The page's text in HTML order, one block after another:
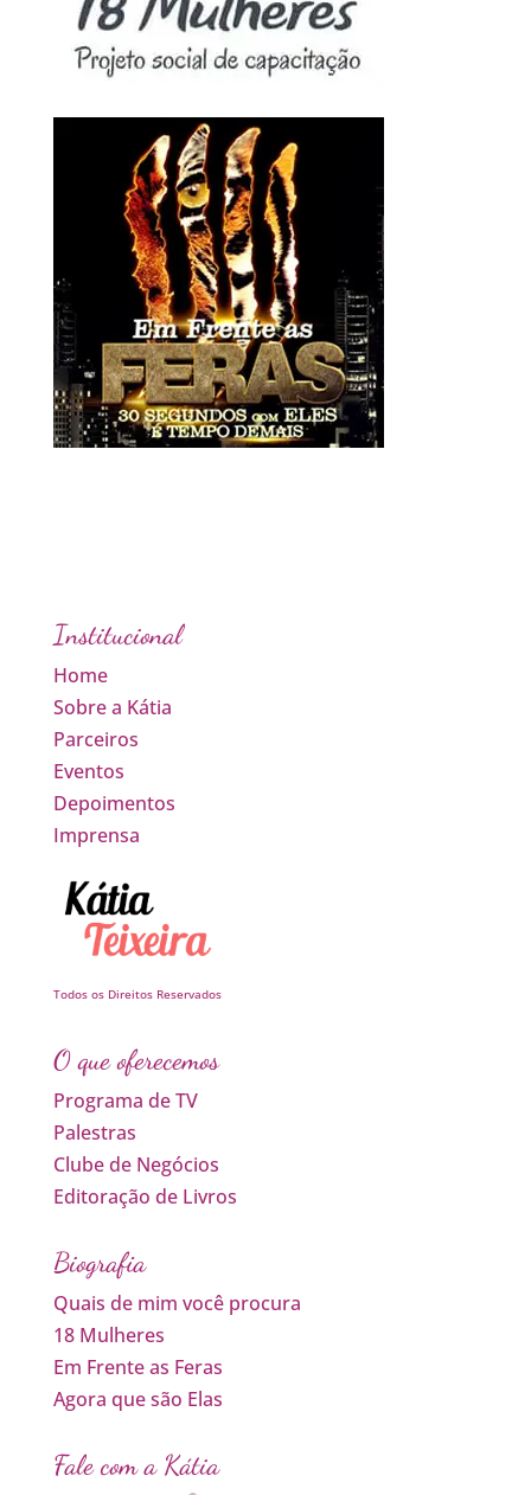
Institucional
Home
Sobre a Kátia
Parceiros
Eventos
Depoimentos
Imprensa
Todos os Direitos Reservados
O que oferecemos
Programa de TV
Palestras
Clube de Negócios
Editoração de Livros
Biografia
Quais de mim você procura
18 Mulheres
Em Frente as Feras
Agora que são Elas
Fale com a Kátia